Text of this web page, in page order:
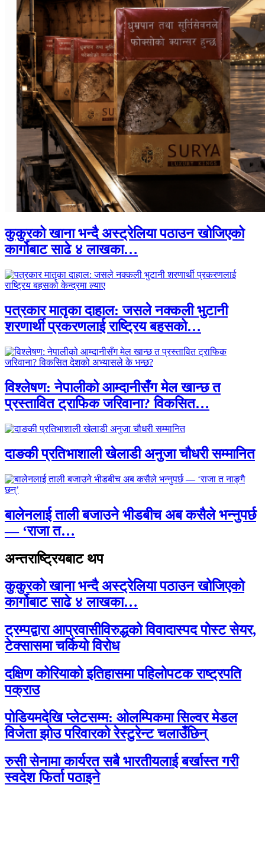
कुकुरको खाना भन्दै अस्ट्रेलिया पठाउन खोजिएको
कार्गोबाट साढे ४ लाखका…
पत्रकार मातृका दाहाल: जसले नक्कली भुटानी
शरणार्थी प्रकरणलाई राष्ट्रिय बहसको…
विश्लेषण: नेपालीको आम्दानीसँग मेल खान्छ त
प्रस्तावित ट्राफिक जरिवाना? विकसित…
दाङकी प्रतिभाशाली खेलाडी अनुजा चौधरी सम्मानित
बालेनलाई ताली बजाउने भीडबीच अब कसैले भन्नुपर्छ
— ‘राजा त…
अन्तराष्ट्रियबाट थप
कुकुरको खाना भन्दै अस्ट्रेलिया पठाउन खोजिएको
कार्गोबाट साढे ४ लाखका…
ट्रम्पद्वारा आप्रवासीविरुद्धको विवादास्पद पोस्ट सेयर,
टेक्सासमा चर्कियो विरोध
दक्षिण कोरियाको इतिहासमा पहिलोपटक राष्ट्रपति
पक्राउ
पोडियमदेखि प्लेटसम्म: ओलम्पिकमा सिल्वर मेडल
विजेता झोउ परिवारको रेस्टुरेन्ट चलाउँछिन्
रुसी सेनामा कार्यरत सबै भारतीयलाई बर्खास्त गरी
स्वदेश फिर्ता पठाइने